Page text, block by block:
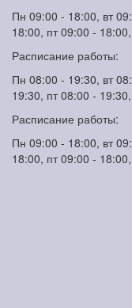
Пн 09:00 - 18:00, вт
18:00, пт 09:00 -
Расписание работы:
Пн 08:00 - 19:30, вт
19:30, пт 08:00 -
Расписание работы:
Пн 09:00 - 18:00, вт
18:00, пт 09:00 -